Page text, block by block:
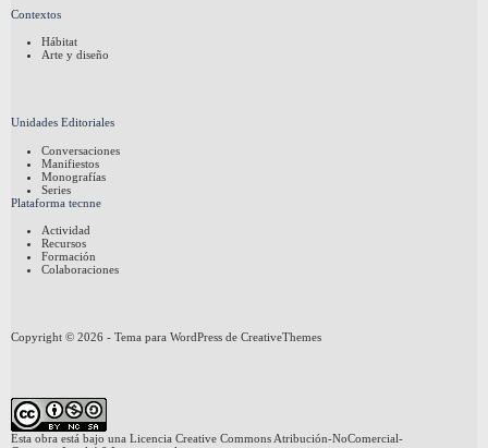
Contextos
Hábitat
Arte y diseño
Unidades Editoriales
Conversaciones
Manifiestos
Monografías
Series
Plataforma tecnne
Actividad
Recursos
Formación
Colaboraciones
Copyright © 2026 - Tema para WordPress de CreativeThemes
Esta obra está bajo una Licencia Creative Commons Atribución-NoComercial-